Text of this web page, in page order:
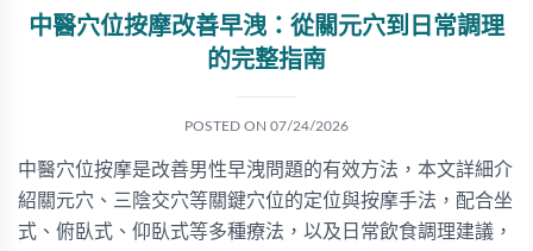
中醫穴位按摩改善早洩：從關元穴到日常調理
的完整指南
POSTED ON 07/24/2026
中醫穴位按摩是改善男性早洩問題的有效方法，本文詳細介
紹關元穴、三陰交穴等關鍵穴位的定位與按摩手法，配合坐
式、俯臥式、仰臥式等多種療法，以及日常飲食調理建議，